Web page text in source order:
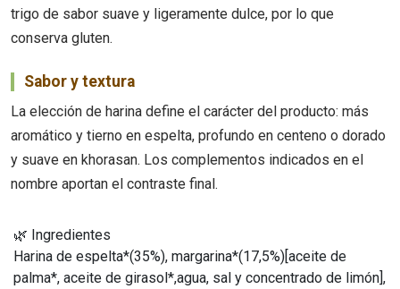
trigo de sabor suave y ligeramente dulce, por lo que
conserva gluten.
Sabor y textura
La elección de harina define el carácter del producto: más
aromático y tierno en espelta, profundo en centeno o dorado
y suave en khorasan. Los complementos indicados en el
nombre aportan el contraste final.
🌿 Ingredientes
Harina de espelta*(35%), margarina*(17,5%)[aceite de
palma*, aceite de girasol*,agua, sal y concentrado de limón],